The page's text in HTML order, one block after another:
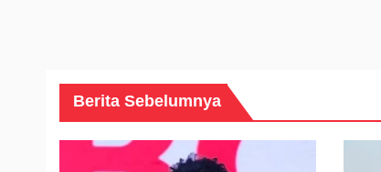
Berita Sebelumnya